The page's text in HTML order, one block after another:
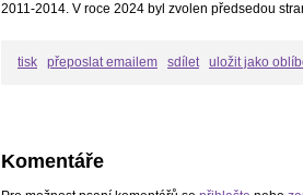
2011-2014. V roce 2024 byl zvolen předsedou
tisk přeposlat emailem sdílet uložit jako
Komentáře